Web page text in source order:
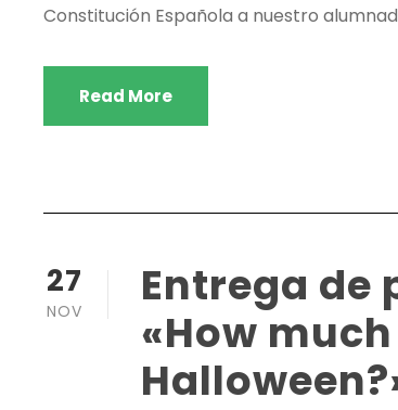
Constitución Española a nuestro alumnado
Read More
27
NOV
Entrega de
«How